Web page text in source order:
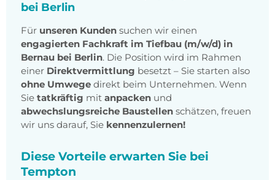
bei Berlin
Für unseren Kunden suchen wir einen
engagierten Fachkraft im Tiefbau (m/w/d) in
Bernau bei Berlin. Die Position wird im Rahmen
einer Direktvermittlung besetzt – Sie starten also
ohne Umwege direkt beim Unternehmen. Wenn
Sie tatkräftig mit anpacken und
abwechslungsreiche Baustellen schätzen, freuen
wir uns darauf, Sie kennenzulernen!
Diese Vorteile erwarten Sie bei
Tempton